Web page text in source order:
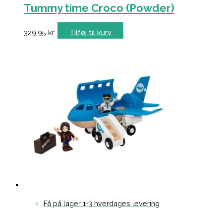
Tummy time Croco (Powder)
329,95 kr. Tilføj til kurv
Få på lager 1-3 hverdages levering